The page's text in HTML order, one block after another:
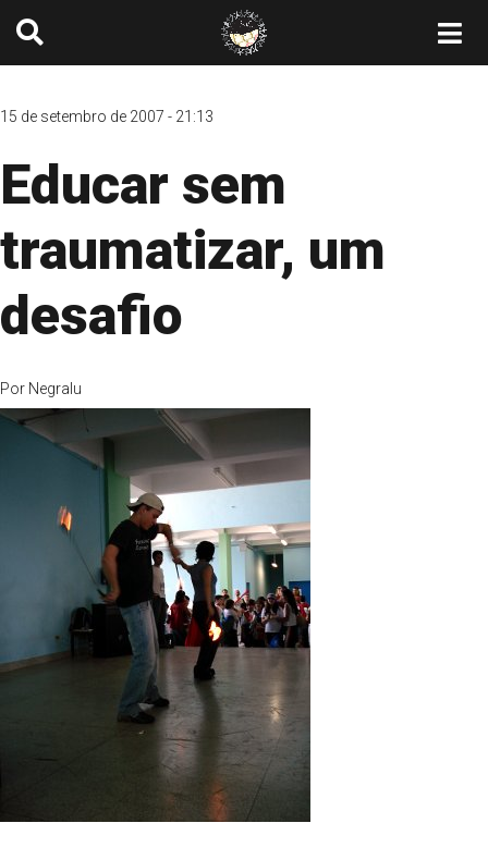
15 de setembro de 2007 - 21:13
Educar sem
traumatizar, um
desafio
Por Negralu